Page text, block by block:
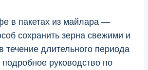
в пакетах из майлара —
сохранить зерна свежими и
течение длительного периода
руководство по